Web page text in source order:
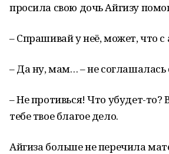
просила свою дочь Айгизу
– Спрашивай у неё, может, что
– Да ну, мам… – не соглашалась
– Не противься! Что убудет-то?
тебе твое благое дело.
Айгиза больше не перечила